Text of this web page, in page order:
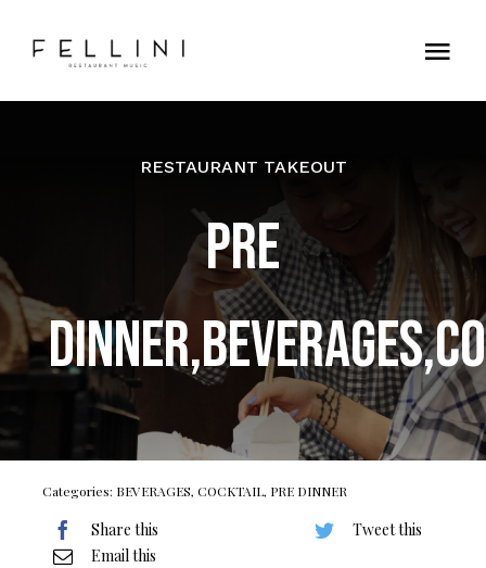
RESTAURANT TAKEOUT
PRE
Categories: BEVERAGES, COCKTAIL, PRE DINNER
Share this
Tweet this
Email this